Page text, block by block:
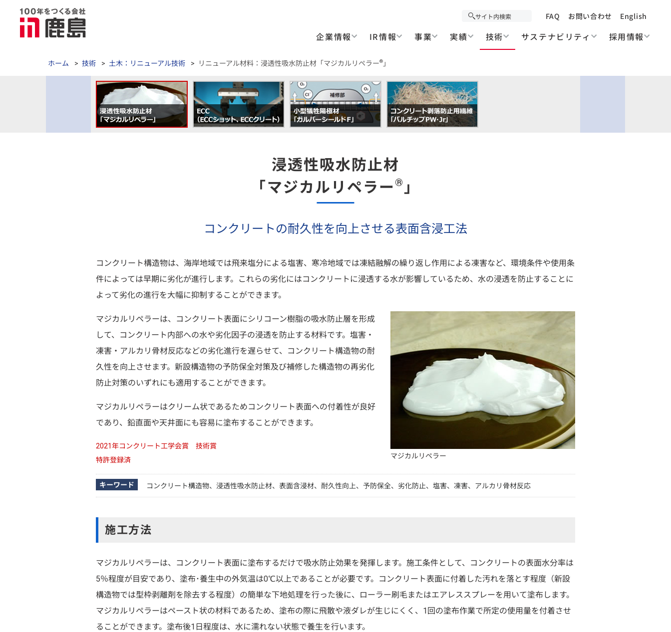
FAQ お問い合わせ English
企業情報 IR情報 事業 実績 技術 サステナビリティ 採用情報
ホーム > 技術 > 土木：リニューアル技術 > リニューアル材料：浸透性吸水防止材「マジカルリペラー® 」
浸透性吸水防止材
「マジカルリペラー ® 」
コンクリートの耐久性を向上させる表面含浸工法
コンクリート構造物は、海岸地域では飛来塩分による塩害、寒冷地域では凍結融解の繰り返し作用による凍害など、環境条件や使用条
件によっては早期に劣化が進行します。これらの劣化にはコンクリートに浸透する水が影響しているため、水の浸透を防止することに
よって劣化の進行を大幅に抑制することができます。
マジカルリペラーは、コンクリート表面にシリコーン樹脂の吸水防止層を形成
して、コンクリート内部への水や劣化因子の浸透を防止する材料です。塩害・
凍害・アルカリ骨材反応などの劣化進行を遅らせて、コンクリート構造物の耐
久性を向上させます。新設構造物の予防保全対策及び補修した構造物の再劣化
防止対策のいずれにも適用することができます。
マジカルリペラーはクリーム状であるためコンクリート表面への付着性が良好
であり、鉛直面や天井面にも容易に塗布することができます。
2021年コンクリート工学会賞 技術賞
特許登録済
マジカルリペラー
キーワード コンクリート構造物、浸透性吸水防止材、表面含浸材、耐久性向上、予防保全、劣化防止、塩害、凍害、アルカリ骨材反応
施工方法
マジカルリペラーは、コンクリート表面に塗布するだけで吸水防止効果を発揮します。施工条件として、コンクリートの表面水分率は
5％程度が目安であり、塗布･養生中の外気温は0℃以上であることが必要です。コンクリート表面に付着した汚れを落とす程度（新設
構造物では型枠剥離剤を除去する程度）の簡単な下地処理を行った後に、ローラー刷毛またはエアレススプレーを用いて塗布します。
マジカルリペラーはペースト状の材料であるため、塗布の際に飛散や液ダレが生じにくく、1回の塗布作業で所定の使用量を付着させ
ることができます。塗布後1日程度は、水に濡れない状態で養生を行います。